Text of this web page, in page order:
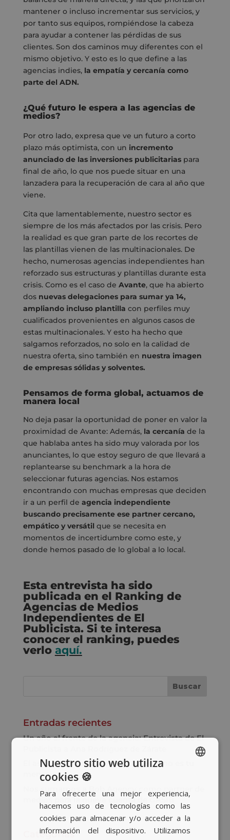
mantener o incluso incrementar sus servicios, y
por tanto sus equipos, rompiéndose la cabeza
para ayudar a contener las pérdidas de sus
clientes. Son dos caminos muy diferentes con el
mismo objetivo. Y esto es lo que define a las
agencias indies, la empatía y cercanía como
parte del ADN.
¿Qué futuro le espera a las agencias de
medios?
Por otro lado, expresa que ve un futuro a corto
plazo más optimista, con un incremento
anunciado de las inversiones publicitariaspara
final de año, lo que nos puede situar en una
lanzadera para la recuperación de cara al año que
viene.
Cita que lamentablemente, nuestro sector es
siempre de los más afectados por las crisis. Pero
la realidad es que gran parte de los recortes de
las plantillas vienen de las multinacionales. De
hecho, numerosas agencias independientes han
reforzado sus estructuras y plantillas durante esta
crisis. Como es el caso de Avante, que ha abierto
dos nuevas delegaciones para sumar ya 14,
ampliando incluso plantilla con perfiles muy
cualificados provenientes en algunos casos de
estas multinacionales. Y esto ha hecho que
salgamos reforzados, no solo en la calidad de
nuestra oferta, sino también en nuestra imagen
de empresas sólidas y solventes.
Pensamos de forma global, actuamos de
manera local
No deja pasar la oportunidad de poner en valor la
proximidad de Avante: Además, la cercanía de la
que hablaba antes ha sido muy valorada por los
anunciantes, lo que estoy seguro de que llevará a
replantearse su benchmark a la hora de
seleccionar futuras agencias. Nos estamos
encontrando con muchas empresas que deciden
ir a un perfil de agencia independiente
buscando precisamente ese partner cercano,
empático y versátil que se necesita en
momentos de incertidumbre como este, y
donde hemos pasado de lo global a lo local.
Esta entrevista ha sido
publicada en el Ranking de
Agencias de Medios
Independientes de El
Publicista. Si te interesa
conocer el ranking, puedes
verlo aquí.
Entradas recientes
Un año al frente de la agencia: Entrevista de El
El asalto a TikTok: cuando el medio no es tu
mensaje
Nos sumamos a Bob Agency como partner de
medios para la nueva cuenta de GASIB
Categorías
BASQUE
ENGLISH
Nuestro sitio web utiliza
cookies 🍪
Para ofrecerte una mejor experiencia,
hacemos uso de tecnologías como las
cookies para almacenar y/o acceder a la
información del dispositivo. Utilizamos